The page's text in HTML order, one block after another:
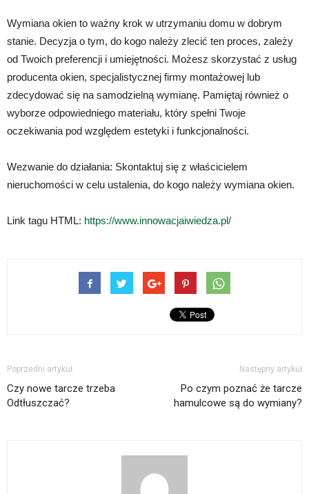
Wymiana okien to ważny krok w utrzymaniu domu w dobrym
stanie. Decyzja o tym, do kogo należy zlecić ten proces, zależy
od Twoich preferencji i umiejętności. Możesz skorzystać z usług
producenta okien, specjalistycznej firmy montażowej lub
zdecydować się na samodzielną wymianę. Pamiętaj również o
wyborze odpowiedniego materiału, który spełni Twoje
oczekiwania pod względem estetyki i funkcjonalności.
Wezwanie do działania: Skontaktuj się z właścicielem
nieruchomości w celu ustalenia, do kogo należy wymiana okien.
Link tagu HTML: https://www.innowacjaiwiedza.pl/
Poprzedni artykuł
Czy nowe tarcze trzeba
Odtłuszczać?
Następny artykuł
Po czym poznać że tarcze
hamulcowe są do wymiany?